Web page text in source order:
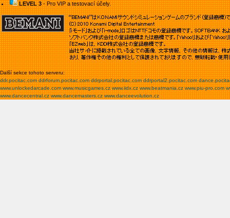
LEVEL 3- Pro VIP a testovací účely.
Další sekce tohoto serveru:
ddr.pocitac.com ddrforum.pocitac.com ddrportal.pocitac.com ddrportal2.pocitac.com
www.unlockedarcade.com www.musicgames.cz www.iidx.cz www.beatmania.cz www.piu-pro.com
www.dancecentral.cz www.dancemasters.cz www.danceevolution.cz